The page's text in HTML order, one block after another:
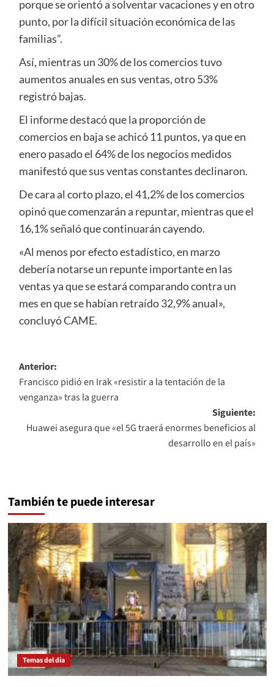
porque se orientó a solventar vacaciones y en otro
punto, por la difícil situación económica de las
familias”.
Así, mientras un 30% de los comercios tuvo
aumentos anuales en sus ventas, otro 53%
registró bajas.
El informe destacó que la proporción de
comercios en baja se achicó 11 puntos, ya que en
enero pasado el 64% de los negocios medidos
manifestó que sus ventas constantes declinaron.
De cara al corto plazo, el 41,2% de los comercios
opinó que comenzarán a repuntar, mientras que el
16,1% señaló que continuarán cayendo.
«Al menos por efecto estadístico, en marzo
debería notarse un repunte importante en las
ventas ya que se estará comparando contra un
mes en que se habían retraído 32,9% anual»,
concluyó CAME.
Navegación
de
entradas
Anterior:
Francisco pidió en Irak «resistir a la tentación de la
venganza» tras la guerra
Siguiente:
Huawei asegura que «el 5G traerá enormes beneficios al
desarrollo en el país»
También te puede interesar
Temas del dia